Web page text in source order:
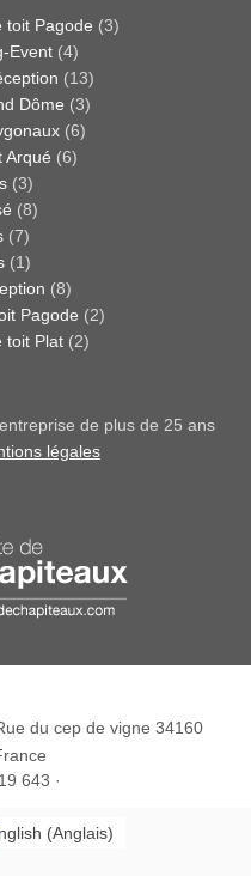
toit Pagode (3)
Event (4)
(13)
Dôme (3)
(6)
Arqué (6)
(3)
(8)
(7)
(1)
(8)
Pagode (2)
toit Plat (2)
de plus de 25 ans
légales
du cep de vigne 34160
643 ·
(Anglais)